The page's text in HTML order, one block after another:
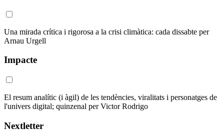
Una mirada crítica i rigorosa a la crisi climàtica: cada dissabte per
Arnau Urgell
Impacte
El resum analític (i àgil) de les tendències, viralitats i personatges de
l'univers digital; quinzenal per Victor Rodrigo
Nextletter